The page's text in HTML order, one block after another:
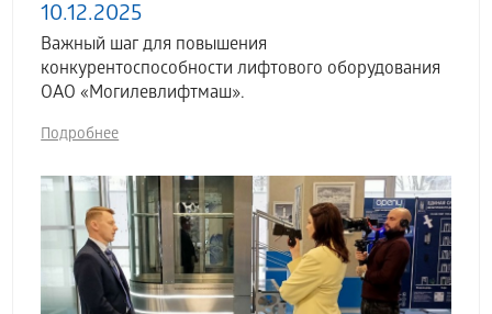
10.12.2025
Важный шаг для повышения
конкурентоспособности лифтового оборудования
ОАО «Могилевлифтмаш».
Подробнее